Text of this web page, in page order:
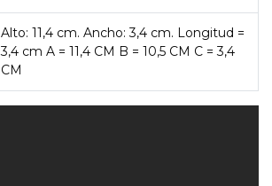
Alto: 11,4 cm. Ancho: 3,4 cm. Longitud =
3,4 cm A = 11,4 CM B = 10,5 CM C = 3,4
CM